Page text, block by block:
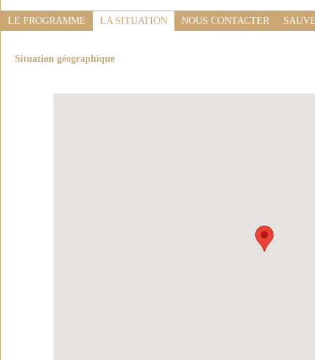
LE PROGRAMME LA SITUATION NOUS CONTACTER
Situation géographique